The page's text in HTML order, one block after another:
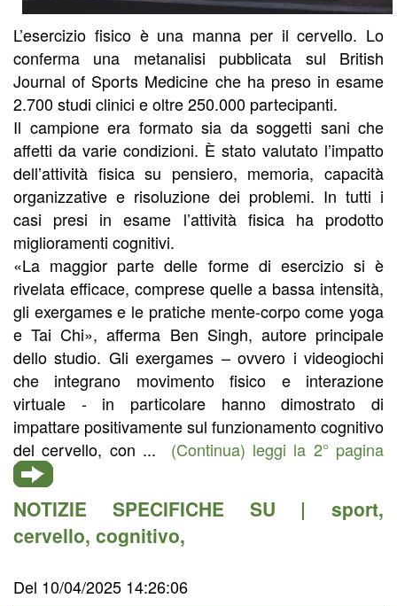
L’esercizio fisico è una manna per il cervello. Lo
conferma una metanalisi pubblicata sul British
Journal of Sports Medicine che ha preso in esame
2.700 studi clinici e oltre 250.000 partecipanti.
Il campione era formato sia da soggetti sani che
affetti da varie condizioni. È stato valutato l’impatto
dell’attività fisica su pensiero, memoria, capacità
organizzative e risoluzione dei problemi. In tutti i
casi presi in esame l’attività fisica ha prodotto
miglioramenti cognitivi.
«La maggior parte delle forme di esercizio si è
rivelata efficace, comprese quelle a bassa intensità,
gli exergames e le pratiche mente-corpo come yoga
e Tai Chi», afferma Ben Singh, autore principale
dello studio. Gli exergames – ovvero i videogiochi
che integrano movimento fisico e interazione
virtuale - in particolare hanno dimostrato di
impattare positivamente sul funzionamento cognitivo
del cervello, con ... (Continua) leggi la 2° pagina
NOTIZIE SPECIFICHE SU | sport,
cervello, cognitivo,
Del 10/04/2025 14:26:06